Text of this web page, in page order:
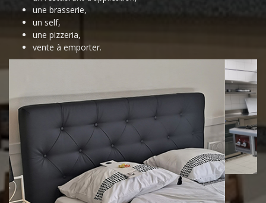
une brasserie,
un self,
une pizzeria,
vente à emporter.